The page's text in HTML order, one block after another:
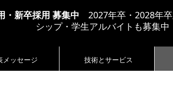
・新卒採用 募集中2027年卒・2028年
シップ・学生アルバイトも募集中
メッセージ 技術とサービス